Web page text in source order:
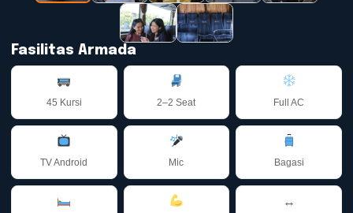
Fasilitas Armada
45 Kursi 2–2 Seat Full AC
TV Android Mic Bagasi
↔️